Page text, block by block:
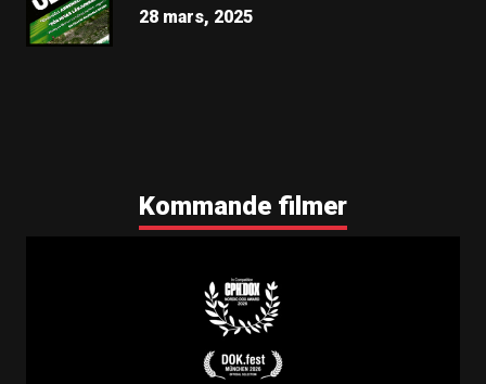
28 mars, 2025
Kommande filmer